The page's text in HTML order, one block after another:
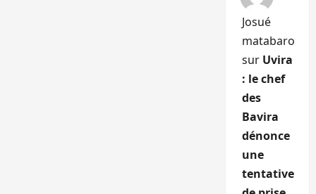
Josué
matabaro
sur Uvira
: le chef
des
Bavira
dénonce
une
tentative